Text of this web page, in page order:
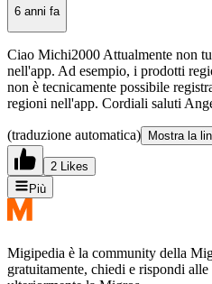
6 anni fa
Ciao Michi2000 Attualmente non
nell'app. Ad esempio, i prodotti
non è tecnicamente possibile
regioni nell'app. Cordiali saluti
(traduzione automatica) Mostra la
2 Likes
Più
Migipedia è la community della
gratuitamente, chiedi e rispondi